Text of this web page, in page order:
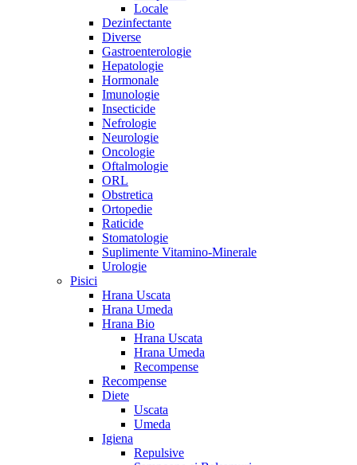
Locale
Dezinfectante
Diverse
Gastroenterologie
Hepatologie
Hormonale
Imunologie
Insecticide
Nefrologie
Neurologie
Oncologie
Oftalmologie
ORL
Obstretica
Ortopedie
Raticide
Stomatologie
Suplimente Vitamino-Minerale
Urologie
Pisici
Hrana Uscata
Hrana Umeda
Hrana Bio
Hrana Uscata
Hrana Umeda
Recompense
Recompense
Diete
Uscata
Umeda
Igiena
Repulsive